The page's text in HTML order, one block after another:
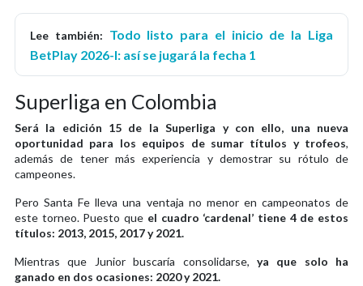
Lee también: Todo listo para el inicio de la Liga
BetPlay 2026-I: así se jugará la fecha 1
Superliga en Colombia
Será la edición 15 de la Superliga y con ello, una nueva
oportunidad para los equipos de sumar títulos y trofeos,
además de tener más experiencia y demostrar su rótulo de
campeones.
Pero Santa Fe lleva una ventaja no menor en campeonatos de
este torneo. Puesto que el cuadro ‘cardenal’ tiene 4 de estos
títulos: 2013, 2015, 2017 y 2021.
Mientras que Junior buscaría consolidarse, ya que solo ha
ganado en dos ocasiones: 2020 y 2021.